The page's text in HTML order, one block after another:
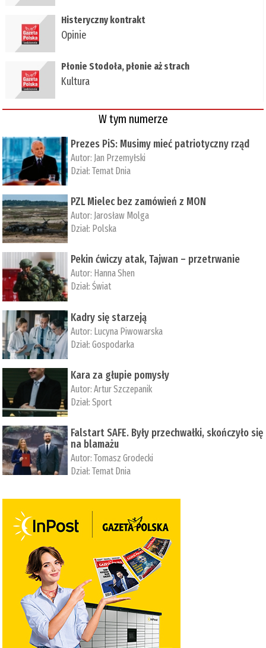
Histeryczny kontrakt
Opinie
Płonie Stodoła, płonie aż strach
Kultura
W tym numerze
Prezes PiS: Musimy mieć patriotyczny rząd
Autor: Jan Przemyłski
Dział:Temat Dnia
PZL Mielec bez zamówień z MON
Autor: Jarosław Molga
Dział: Polska
Pekin ćwiczy atak, Tajwan – przetrwanie
Autor: ­Hanna Shen
Dział:Świat
Kadry się starzeją
Autor: Lucyna Piwowarska
Dział:Gospodarka
Kara za głupie pomysły
Autor:Artur Szczepanik
Dział:Sport
Falstart SAFE. Były przechwałki, skończyło się
na blamażu
Autor:Tomasz Grodecki
Dział:Temat Dnia